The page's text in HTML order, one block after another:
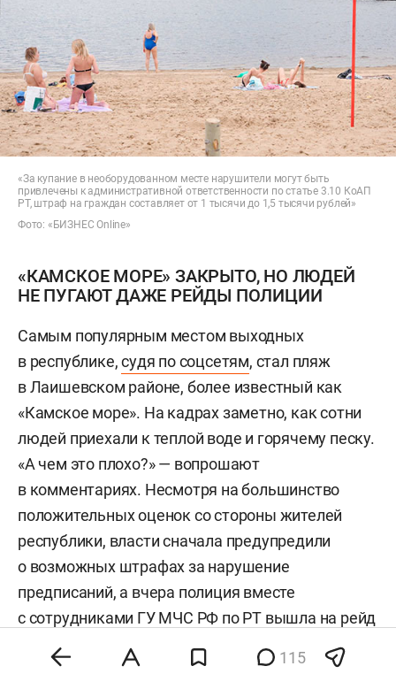
«За купание в необорудованном месте нарушители могут быть
привлечены к административной ответственности по статье 3.10 КоАП
РТ, штраф на граждан составляет от 1 тысячи до 1,5 тысячи рублей»
Фото: «БИЗНЕС Online»
«КАМСКОЕ МОРЕ» ЗАКРЫТО, НО ЛЮДЕЙ
НЕ ПУГАЮТ ДАЖЕ РЕЙДЫ ПОЛИЦИИ
Самым популярным местом выходных
в республике,судя по соцсетям, стал пляж
в Лаишевском районе, более известный как
«Камское море». На кадрах заметно, как сотни
людей приехали к теплой воде и горячему песку.
«А чем это плохо?» — вопрошают
в комментариях. Несмотря на большинство
положительных оценок со стороны жителей
республики, власти сначала предупредили
о возможных штрафах за нарушение
предписаний, а вчера полиция вместе
с сотрудниками ГУ МЧС РФ по РТ вышла на рейд
по пляжу и начала штрафовать людей.
«Напоминаем вам, что официально пляж
115